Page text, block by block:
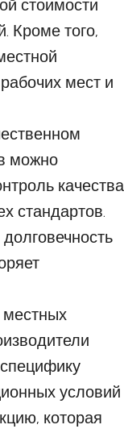
стоимости
Кроме того,
мест и
можно
качества
стандартов.
местных
условий
которая